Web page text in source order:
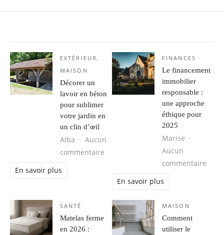
EXTÉRIEUR,
MAISON
Décorer un
lavoir en béton
pour sublimer
votre jardin en
un clin d’œil
Alba
Aucun
commentaire sur Décorer un lavoir en béton
En savoir plus
FINANCES
Le financement
immobilier
responsable :
une approche
éthique pour
2025
Marise
Aucun
commentaire
En savoir plus
SANTÉ
Matelas ferme
en 2026 :
MAISON
Comment
utiliser le